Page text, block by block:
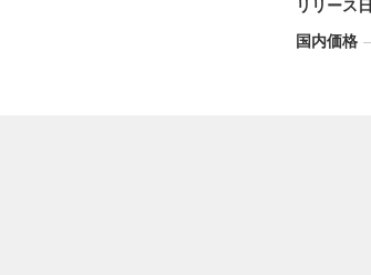
リリース日
国内価格